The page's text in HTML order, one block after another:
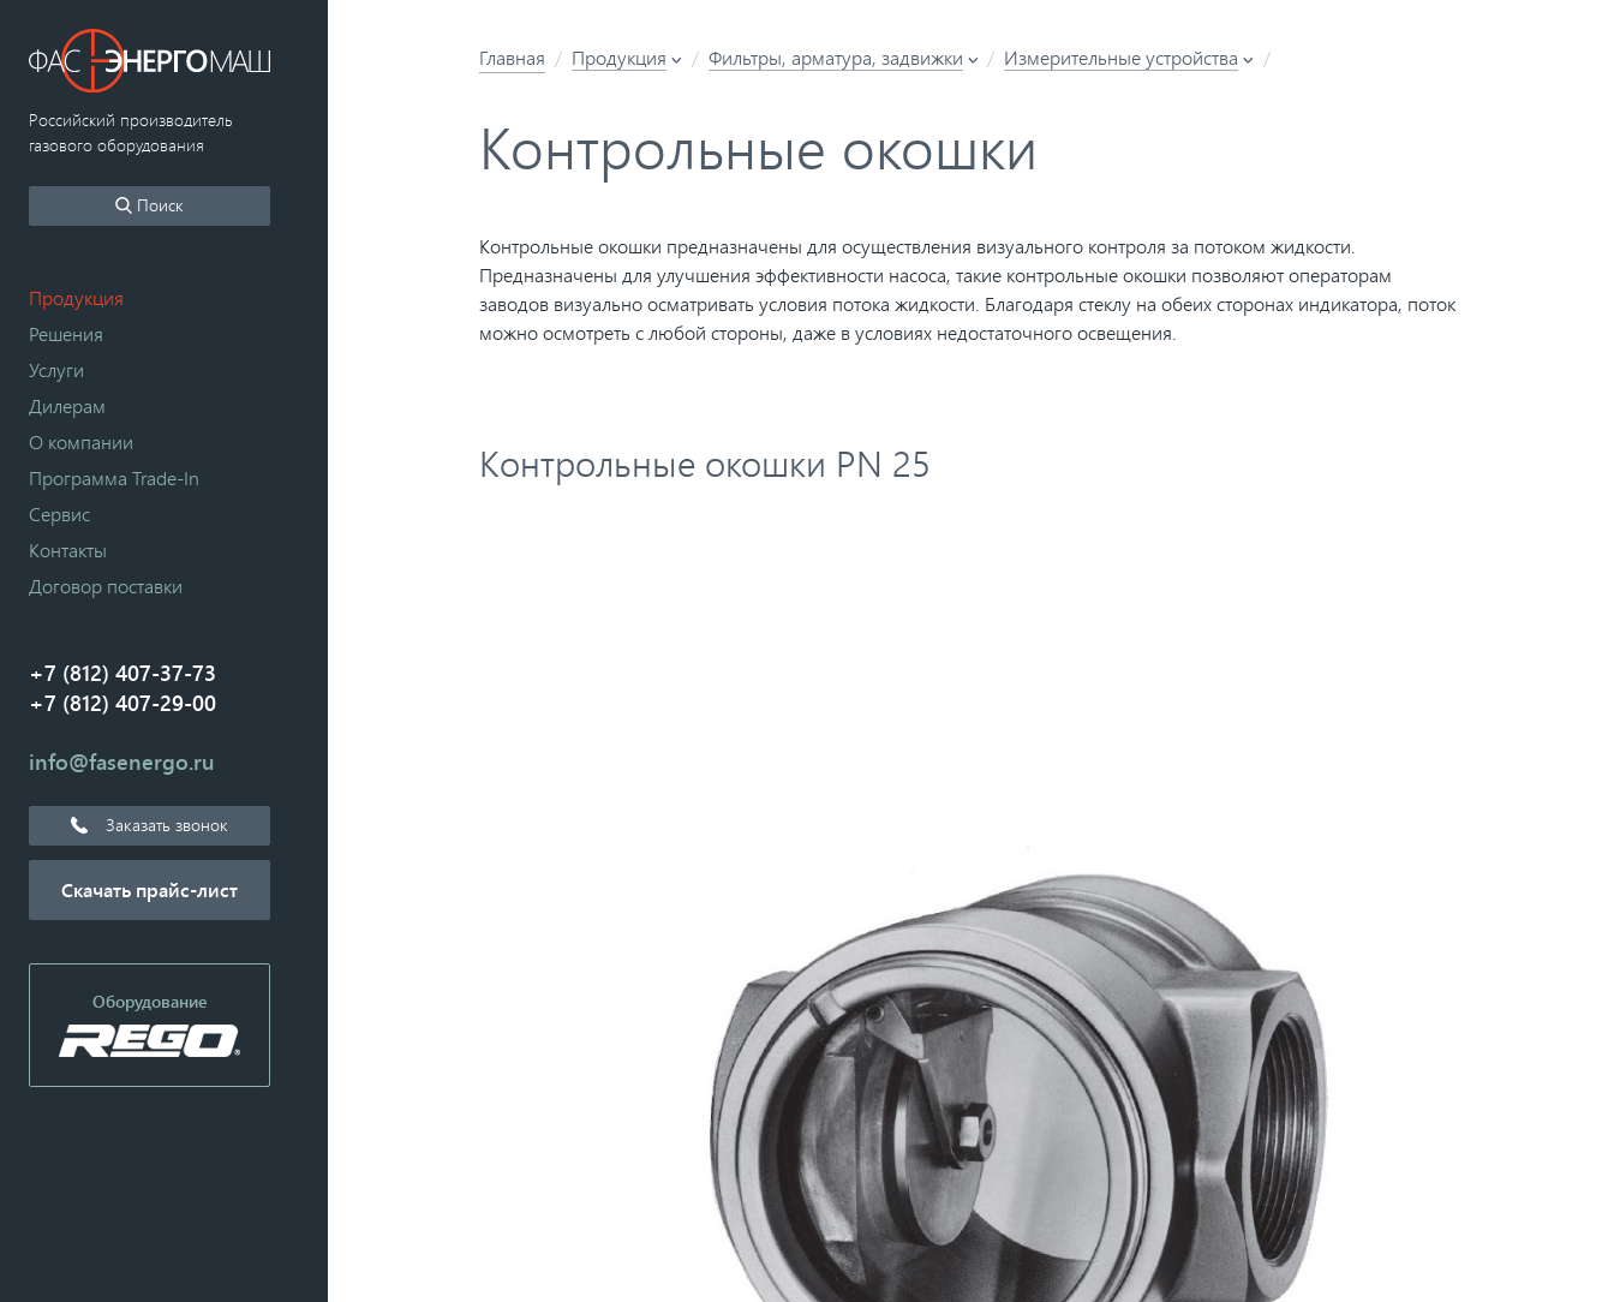
Российский производитель
газового оборудования
Поиск
Продукция
Решения
Услуги
Дилерам
О компании
Программа Trade-In
Сервис
Контакты
Договор поставки
+7 (812) 407-37-73
+7 (812) 407-29-00
info@fasenergo.ru
Заказать звонок
Скачать прайс-лист
Оборудование
Главная Продукция Фильтры, арматура, задвижки Измерительные устройства
Контрольные окошки
Контрольные окошки предназначены для осуществления визуального контроля за потоком жидкости.
Предназначены для улучшения эффективности насоса, такие контрольные окошки позволяют операторам
заводов визуально осматривать условия потока жидкости. Благодаря стеклу на обеих сторонах индикатора, поток
можно осмотреть с любой стороны, даже в условиях недостаточного освещения.
Контрольные окошки PN 25